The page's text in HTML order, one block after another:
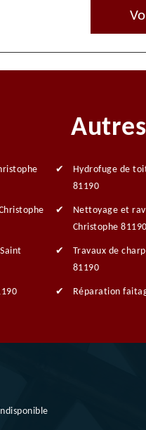
Hydrofuge de
81190
Nettoyage et
Christophe 81190
Travaux de
81190
Réparation